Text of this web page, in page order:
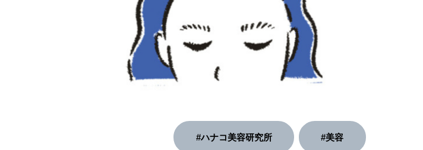
#ハナコ美容研究所 #美容